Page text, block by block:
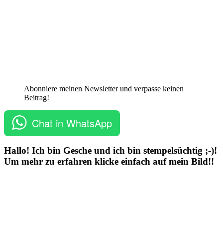
Abonniere meinen Newsletter und verpasse keinen
Beitrag!
Chat in WhatsApp
Hallo! Ich bin Gesche und ich bin stempelsüchtig ;-)!
Um mehr zu erfahren klicke einfach auf mein Bild!!